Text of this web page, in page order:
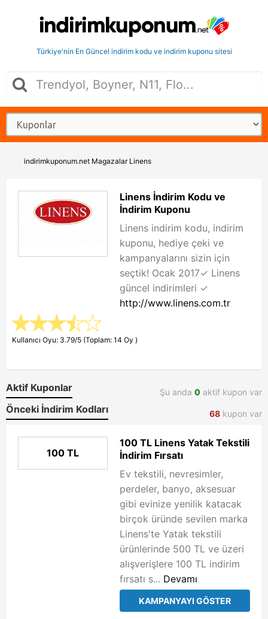
Türkiye'nin En Güncel indirim kodu ve indirim kuponu sitesi
indirimkuponum.net Magazalar Linens
Linens İndirim Kodu ve
İndirim Kuponu
Linens indirim kodu, indirim
kuponu, hediye çeki ve
kampanyalarını sizin için
seçtik! Ocak 2017✓ Linens
güncel indirimleri ✓
http://www.linens.com.tr
Kullanıcı Oyu: 3.79/5 (Toplam: 14 Oy )
Aktif Kuponlar Şu anda 0 aktif kupon var
Önceki İndirim Kodları 68 kupon var
100 TL
100 TL Linens Yatak Tekstili
İndirim Fırsatı
Ev tekstili, nevresimler,
perdeler, banyo, aksesuar
gibi evinize yenilik katacak
birçok üründe sevilen marka
Linens'te Yatak tekstili
ürünlerinde 500 TL ve üzeri
alışverişlere 100 TL indirim
fırsatı s... Devamı
KAMPANYAYI GÖSTER